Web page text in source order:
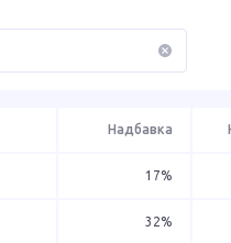
Надбавка
17%
32%